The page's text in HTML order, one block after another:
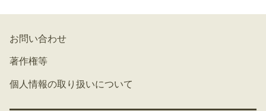
お問い合わせ
著作権等
個人情報の取り扱いについて